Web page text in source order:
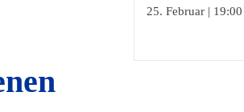
25. Februar |